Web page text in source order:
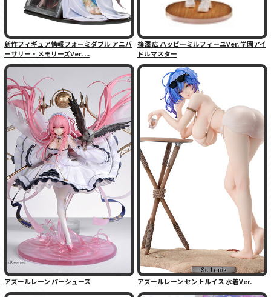
新作フィギュア情報フォーミダブル アニバ
ーサリー・メモリーズVer. ...
篠澤 広 ハッピーミルフィーユVer. 学園アイ
ドルマスター
アズールレーン パーシュース アズールレーン セントルイス 水着Ver.